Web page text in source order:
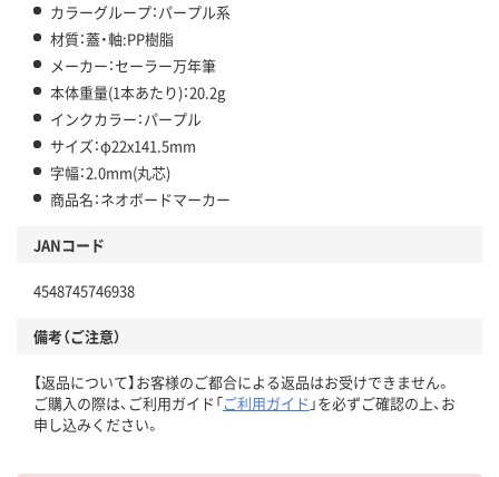
カラーグループ：パープル系
材質：蓋・軸:PP樹脂
メーカー：セーラー万年筆
本体重量(1本あたり)：20.2g
インクカラー：パープル
サイズ：φ22x141.5mm
字幅：2.0mm(丸芯)
商品名：ネオボードマーカー
JANコード
4548745746938
備考（ご注意）
【返品について】お客様のご都合による返品はお受けできません。
ご購入の際は、ご利用ガイド「ご利用ガイド 」を必ずご確認の上、お
申し込みください。